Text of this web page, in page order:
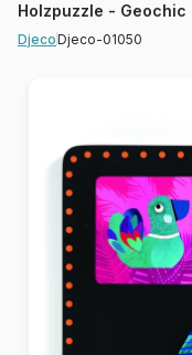
Holzpuzzle - Geochic
DjecoDjeco-01050